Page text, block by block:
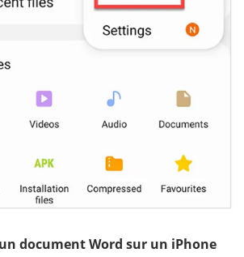
document Word sur un iPhone